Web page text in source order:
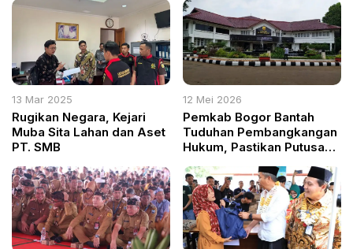
Bogor untuk Korban
Bencana
13 Mar 2025
Rugikan Negara, Kejari
Muba Sita Lahan dan Aset
PT. SMB
12 Mei 2026
Pemkab Bogor Bantah
Tuduhan Pembangkangan
Hukum, Pastikan Putusan
Dilaksanakan